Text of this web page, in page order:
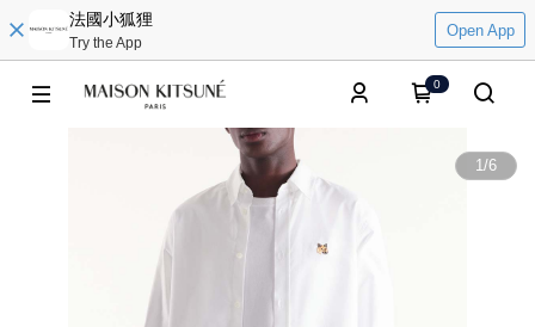
法國小狐狸
Try the App
Open App
0
1/6